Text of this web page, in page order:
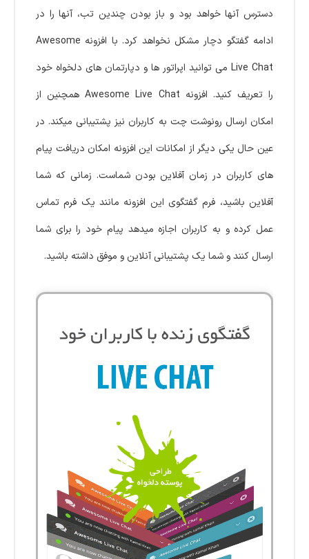
دسترس آنها خواهد بود و باز بودن چندین تب، آنها را در
ادامه گفتگو دچار مشکل نخواهد کرد. با افزونه Awesome
Live Chat می توانید اپراتور ها و دپارتمان های دلخواه خود
را تعریف کنید. افزونه Awesome Live Chat همچنین از
امکان ارسال رونوشت چت به کاربران نیز پشتیبانی میکند. در
عین حال یکی دیگر از امکانات این افزونه امکان دریافت پیام
های کاربران در زمان آفلاین بودن شماست. زمانی که شما
آفلاین باشید، فرم گفتگوی این افزونه مانند یک فرم تماس
عمل کرده و به کاربران اجازه میدهد پیام خود را برای شما
ارسال کنند و شما یک پشتیبانی آنلاین و موفق داشته باشید.